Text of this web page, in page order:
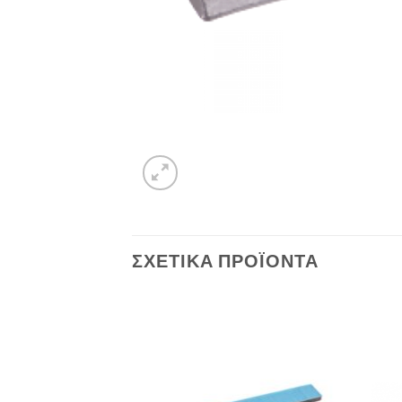
ΣΧΕΤΙΚΆ ΠΡΟΪΌΝΤΑ
στην λίστα
επιθυμιών